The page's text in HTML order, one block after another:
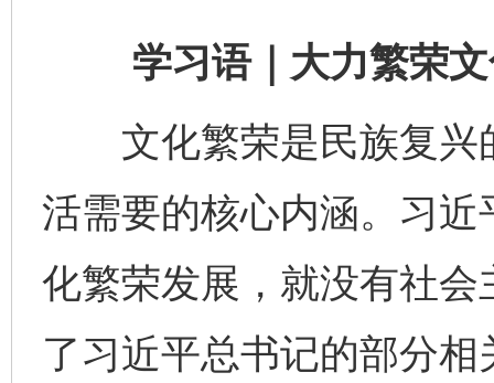
学习语｜大力繁荣文
文化繁荣是民族复兴
活需要的核心内涵。习
化繁荣发展，就没有社
了习近平总书记的部分